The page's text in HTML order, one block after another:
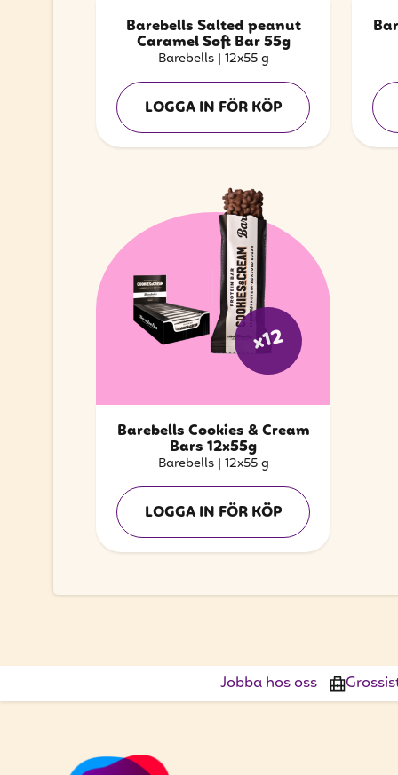
Barebells Salted peanut
Caramel Soft Bar 55g
Barebells | 12x55 g
LOGGA IN FÖR KÖP
x12
Barebells Cookies & Cream
Bars 12x55g
Barebells | 12x55 g
LOGGA IN FÖR KÖP
Jobba hos oss